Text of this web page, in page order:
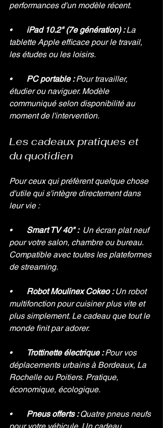
performances d'un modèle récent.
• iPad 10.2" (7e génération) : La
tablette Apple efficace pour le travail,
les études ou les loisirs.
• PC portable : Pour travailler,
étudier ou naviguer. Modèle
communiqué selon disponibilité au
moment de l'intervention.
Les cadeaux pratiques et
du quotidien
Pour ceux qui préfèrent quelque chose
d'utile qui s'intègre directement dans
leur vie :
• Smart TV 40" : Un écran plat neuf
pour votre salon, chambre ou bureau.
Compatible avec toutes les plateformes
de streaming.
• Robot Moulinex Cokeo : Un robot
multifonction pour cuisiner plus vite et
plus simplement. Le cadeau que tout le
monde finit par adorer.
• Trottinette électrique : Pour vos
déplacements urbains à Bordeaux, La
Rochelle ou Poitiers. Pratique,
économique, écologique.
• Pneus offerts : Quatre pneus neufs